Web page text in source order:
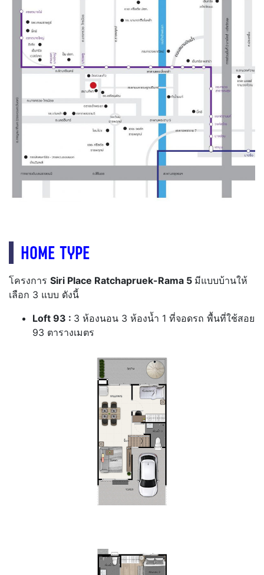
HOME TYPE
โครงการ Siri Place Ratchapruek-Rama 5 มีแบบบ้านให้
เลือก 3 แบบ ดังนี้
Loft 93 : 3 ห้องนอน 3 ห้องน้ำ 1 ที่จอดรถ พื้นที่ใช้สอย
93 ตารางเมตร